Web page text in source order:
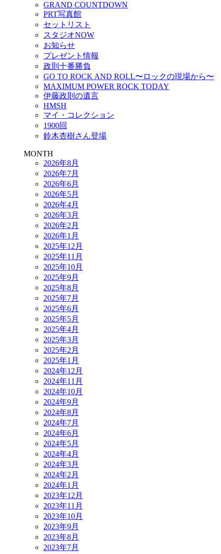
GRAND COUNTDOWN
PRT写真館
セットリスト
スタジオNOW
お知らせ
プレゼント情報
政則十番勝負
GO TO ROCK AND ROLL〜ロックの現場から〜
MAXIMUM POWER ROCK TODAY
伊藤政則の遺言
HMSH
マイ・コレクション
1900回
鈴木杏樹さん登場
MONTH
2026年8月
2026年7月
2026年6月
2026年5月
2026年4月
2026年3月
2026年2月
2026年1月
2025年12月
2025年11月
2025年10月
2025年9月
2025年8月
2025年7月
2025年6月
2025年5月
2025年4月
2025年3月
2025年2月
2025年1月
2024年12月
2024年11月
2024年10月
2024年9月
2024年8月
2024年7月
2024年6月
2024年5月
2024年4月
2024年3月
2024年2月
2024年1月
2023年12月
2023年11月
2023年10月
2023年9月
2023年8月
2023年7月